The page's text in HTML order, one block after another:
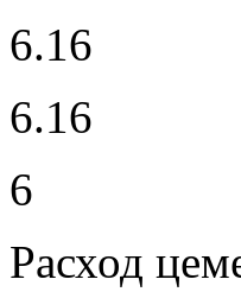
6.16
6.16
6
Расход